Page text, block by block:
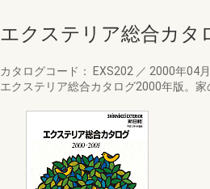
エクステリア総合カタ
カタログコード： EXS202 ／ 2000年04月
エクステリア総合カタログ2000年版。